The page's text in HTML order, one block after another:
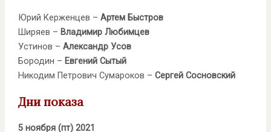
Юрий Керженцев – Артем Быстров
Ширяев – Владимир Любимцев
Устинов – Александр Усов
Бородин – Евгений Сытый
Никодим Петрович Сумароков – Сергей Сосновский
Дни показа
5 ноября (пт) 2021